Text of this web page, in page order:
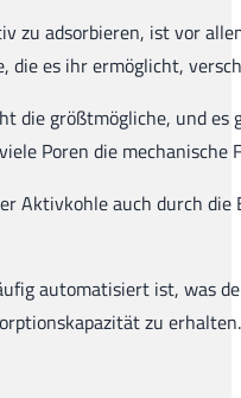
zu adsorbieren, ist vor
die es ihr ermöglicht,
die größtmögliche, und
Poren die
Aktivkohle auch durch
automatisiert ist, was
zu erhalten.